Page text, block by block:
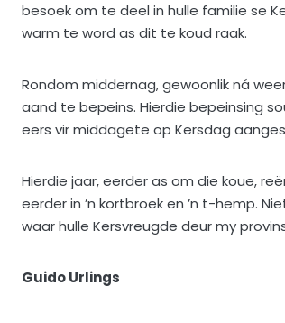
besoek om te deel in hulle familie se
warm te word as dit te koud raak.
Rondom middernag, gewoonlik ná
aand te bepeins. Hierdie bepeinsing
eers vir middagete op Kersdag
Hierdie jaar, eerder as om die koue,
eerder in ’n kortbroek en ’n t-hemp.
waar hulle Kersvreugde deur my
Guido Urlings